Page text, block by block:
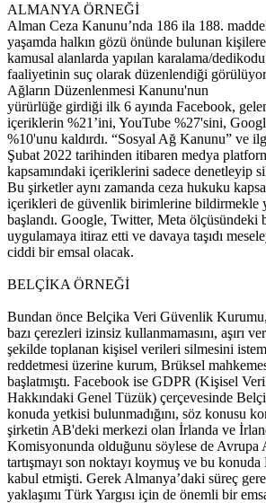
ALMANYA ÖRNEĞİ
Alman Ceza Kanunu’nda 186 ila 188.
yaşamda halkın gözü önünde bulunan
kamusal alanlarda yapılan karalama/
faaliyetinin suç olarak düzenlendiği
Ağların Düzenlenmesi Kanunu'nun
yürürlüğe girdiği ilk 6 ayında Facebook,
içeriklerin %21’ini, YouTube %27'sini,
%10'unu kaldırdı. “Sosyal Ağ Kanunu” ve
Şubat 2022 tarihinden itibaren medya
kapsamındaki içeriklerini sadece denetleyip
Bu şirketler aynı zamanda ceza hukuku
içerikleri de güvenlik birimlerine bildirmekle
başlandı. Google, Twitter, Meta ölçüsündeki
uygulamaya itiraz etti ve davaya taşıdı
ciddi bir emsal olacak.
BELÇİKA ÖRNEĞİ
Bundan önce Belçika Veri Güvenlik
bazı çerezleri izinsiz kullanmamasını, aşırı
şekilde toplanan kişisel verileri silmesini
reddetmesi üzerine kurum, Brüksel
başlatmıştı. Facebook ise GDPR (Kişisel
Hakkındaki Genel Tüzük) çerçevesinde
konuda yetkisi bulunmadığını, söz konusu
şirketin AB'deki merkezi olan İrlanda ve
Komisyonunda olduğunu söylese de Avrupa
tartışmayı son noktayı koymuş ve bu
kabul etmişti. Gerek Almanya’daki süreç
yaklaşımı Türk Yargısı için de önemli bir